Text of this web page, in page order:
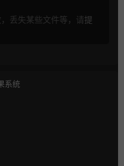
丢失某些文件等，请提
系统